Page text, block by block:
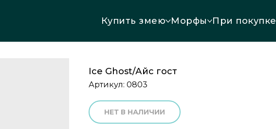
Купить змею Морфы При покупке
Ice Ghost/Айс гост
Артикул: 0803
НЕТ В НАЛИЧИИ